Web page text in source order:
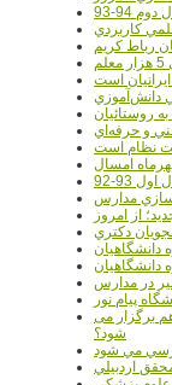
94-93
کاربردي
رباط کريم
است
دانش‌آموزي
روستائيان
نظام است
امسال
93-92
از امروز
دکتري
دانشگاهيان
دانشگاهيان
در مدارس
پیام نور
برگزار می
شود؟
اردبيلي